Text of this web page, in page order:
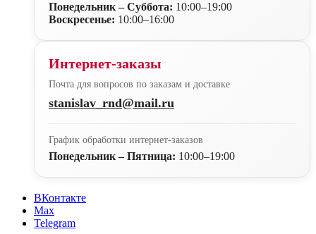
Понедельник – Суббота: 10:00–19:00
Воскресенье: 10:00–16:00
Интернет-заказы
Почта для вопросов по заказам и доставке
stanislav_rnd@mail.ru
График обработки интернет-заказов
Понедельник – Пятница: 10:00–19:00
ВКонтакте
Max
Telegram